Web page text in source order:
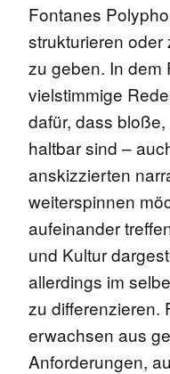
Fontanes
strukturieren
zu geben. In dem
vielstimmige
dafür, dass
haltbar sind –
anskizzierten
weiterspinnen
aufeinander
und Kultur
allerdings im
zu differenzieren.
erwachsen aus
Anforderungen,